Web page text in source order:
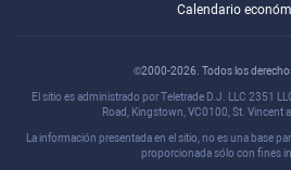
Calendario
©2000-2026. Todos los
El sitio es administrado por Teletrade D.J. LLC 2351
Road, Kingstown, VC0100, St. Vincent
La información presentada en el sitio, no es una base
proporcionada sólo con fines